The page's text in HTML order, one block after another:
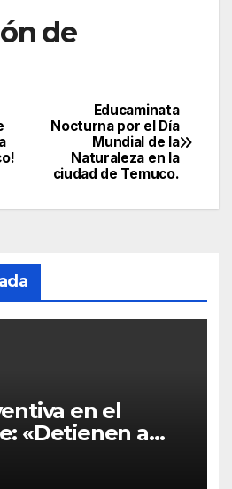
de
Educaminata
Nocturna por el Día
Mundial de la
Naturaleza en la
ciudad de Temuco.
en el
«Detienen a
Temuco
que diezmó